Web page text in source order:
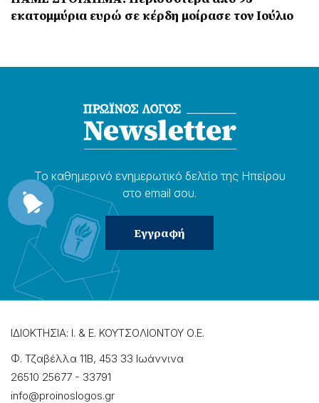
εκατομμύρια ευρώ σε κέρδη μοίρασε τον Ιούλιο
Το καθημερɩνό ενημερωτɩκό δελτίο της Ηπείρου
στο email σου.
ΙΔΙΟΚΤΗΣΙΑ: Ι. & Ε. ΚΟΥΤΣΟΛΙΟΝΤΟΥ Ο.Ε.
Φ. Τζαβέλλα 11Β, 453 33 Ιωάννɩνα
26510 25677 - 33791
info@proinoslogos.gr